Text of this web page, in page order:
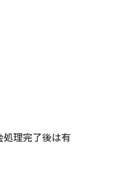
処理完了後は有